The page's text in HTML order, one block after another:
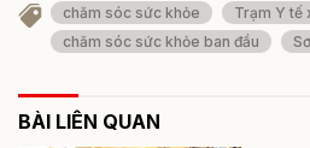
chăm sóc sức khỏe
Trạm Y tế
chăm sóc sức khỏe ban đầu
BÀI LIÊN QUAN